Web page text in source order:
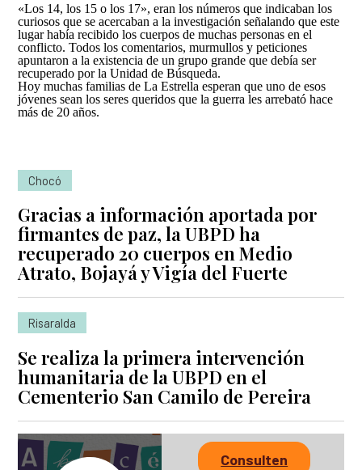
«Los 14, los 15 o los 17», eran los números que indicaban los
curiosos que se acercaban a la investigación señalando que este
lugar había recibido los cuerpos de muchas personas en el
conflicto. Todos los comentarios, murmullos y peticiones
apuntaron a la existencia de un grupo grande que debía ser
recuperado por la Unidad de Búsqueda.
Hoy muchas familias de La Estrella esperan que uno de esos
jóvenes sean los seres queridos que la guerra les arrebató hace
más de 20 años.
Chocó
Gracias a información aportada por
firmantes de paz, la UBPD ha
recuperado 20 cuerpos en Medio
Atrato, Bojayá y Vigía del Fuerte
Risaralda
Se realiza la primera intervención
humanitaria de la UBPD en el
Cementerio San Camilo de Pereira
Consulten